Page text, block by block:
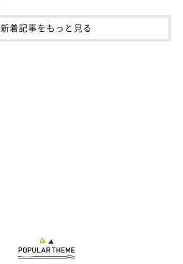
新着記事をもっと見る